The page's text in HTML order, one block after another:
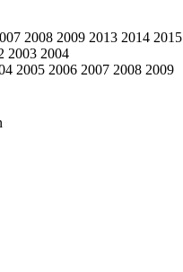
2008 2009 2013 2014 2015
2003 2004
2005 2006 2007 2008 2009